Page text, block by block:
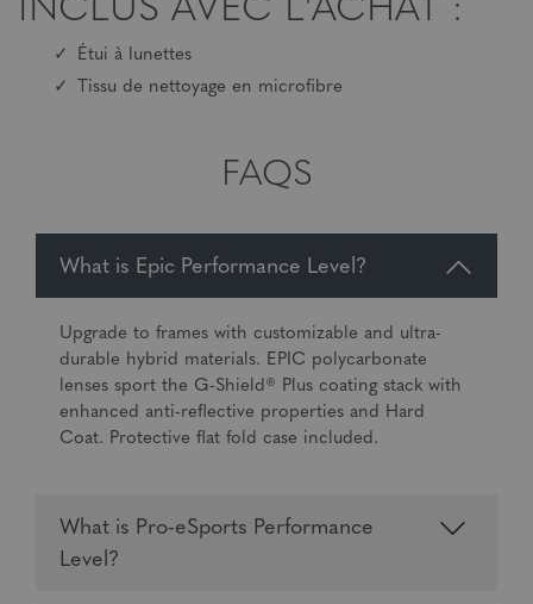
INCLUS AVEC L'ACHAT :
Étui à lunettes
Tissu de nettoyage en microfibre
FAQS
What is Epic Performance Level?
Upgrade to frames with customizable and ultra-
durable hybrid materials. EPIC polycarbonate
lenses sport the G-Shield® Plus coating stack with
enhanced anti-reflective properties and Hard
Coat. Protective flat fold case included.
What is Pro-eSports Performance
Level?